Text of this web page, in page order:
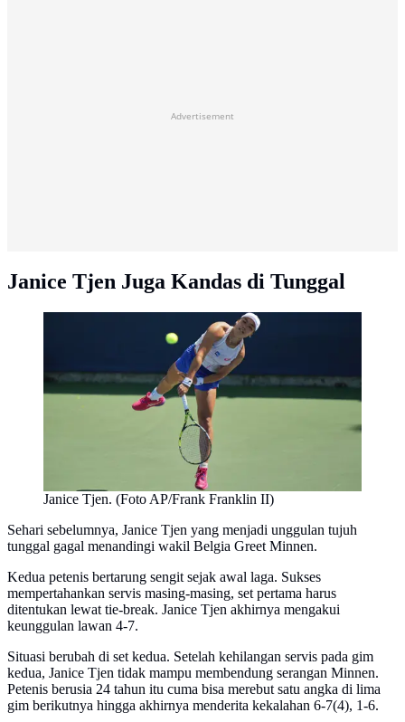
Advertisement
Janice Tjen Juga Kandas di Tunggal
Janice Tjen. (Foto AP/Frank Franklin II)
Sehari sebelumnya, Janice Tjen yang menjadi unggulan tujuh
tunggal gagal menandingi wakil Belgia Greet Minnen.
Kedua petenis bertarung sengit sejak awal laga. Sukses
mempertahankan servis masing-masing, set pertama harus
ditentukan lewat tie-break. Janice Tjen akhirnya mengakui
keunggulan lawan 4-7.
Situasi berubah di set kedua. Setelah kehilangan servis pada gim
kedua, Janice Tjen tidak mampu membendung serangan Minnen.
Petenis berusia 24 tahun itu cuma bisa merebut satu angka di lima
gim berikutnya hingga akhirnya menderita kekalahan 6-7(4), 1-6.